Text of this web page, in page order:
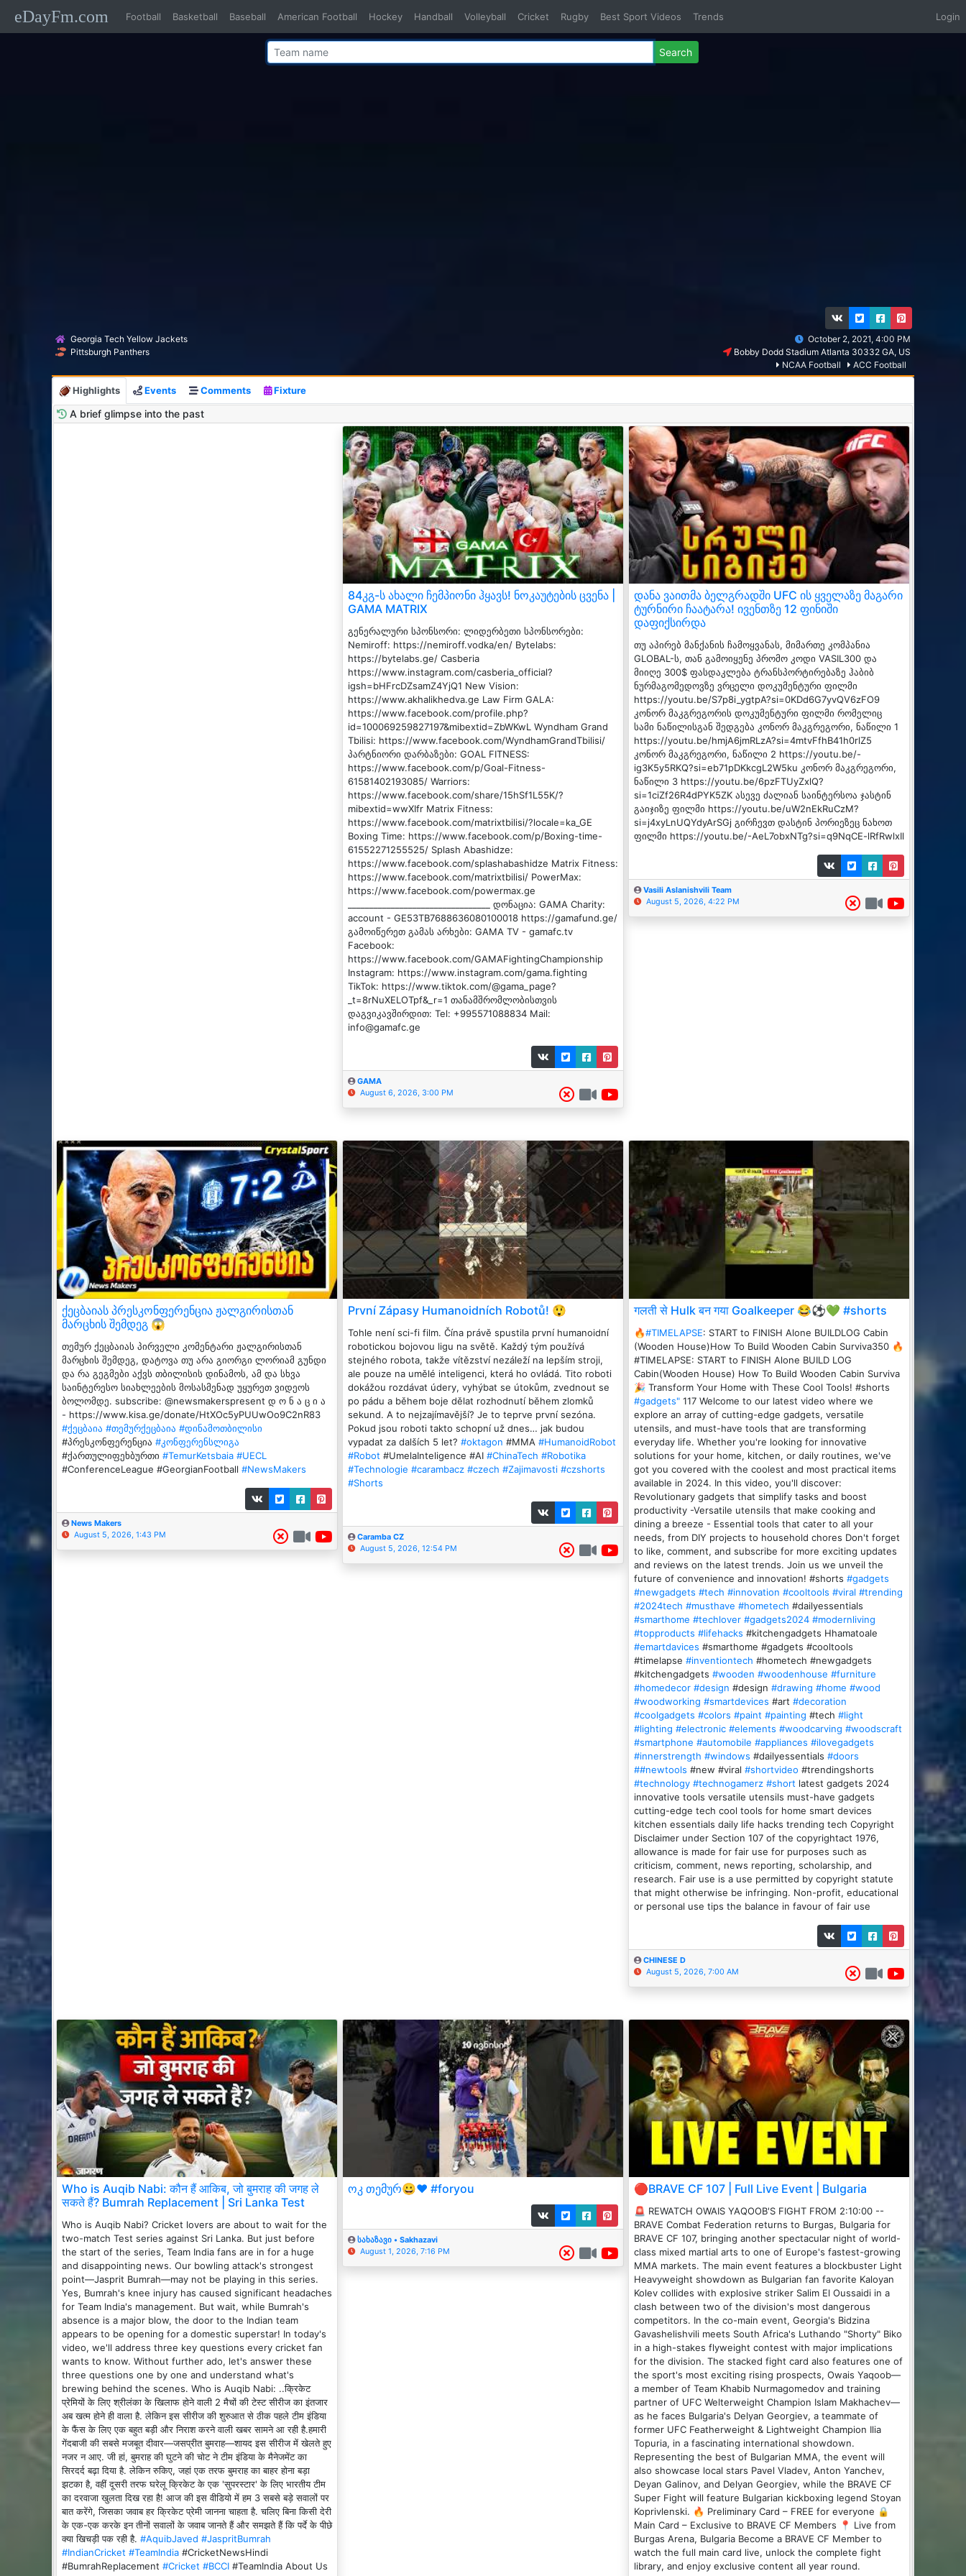
eDayFm.com Football Basketball Baseball American Football Hockey Handball Volleyball Cricket Rugby Best Sport Videos Trends Login
Search
Georgia Tech Yellow Jackets
Pittsburgh Panthers
October 2, 2021, 4:00 PM
Bobby Dodd Stadium Atlanta 30332 GA, US
NCAA Football
ACC Football
Highlights Events Comments Fixture
A brief glimpse into the past
84კგ-ს ახალი ჩემპიონი ჰყავს! ნოკაუტების ცვენა |
GAMA MATRIX
გენერალური სპონსორი: ლიდერბეთი სპონსორები:
Nemiroff: https://nemiroff.vodka/en/ Bytelabs:
https://bytelabs.ge/ Casberia
https://www.instagram.com/casberia_official?
igsh=bHFrcDZsamZ4YjQ1 New Vision:
https://www.akhalikhedva.ge Law Firm GALA:
https://www.facebook.com/profile.php?
id=100069259827197&mibextid=ZbWKwL Wyndham Grand
Tbilisi: https://www.facebook.com/WyndhamGrandTbilisi/
პარტნიორი დარბაზები: GOAL FITNESS:
https://www.facebook.com/p/Goal-Fitness-
61581402193085/ Warriors:
https://www.facebook.com/share/15hSf1L55K/?
mibextid=wwXIfr Matrix Fitness:
https://www.facebook.com/matrixtbilisi/?locale=ka_GE
Boxing Time: https://www.facebook.com/p/Boxing-time-
61552271255525/ Splash Abashidze:
https://www.facebook.com/splashabashidze Matrix Fitness:
https://www.facebook.com/matrixtbilisi/ PowerMax:
https://www.facebook.com/powermax.ge
_________________________________ დონაცია: GAMA Charity:
account - GE53TB7688636080100018 https://gamafund.ge/
გამოიწერეთ გამას არხები: GAMA TV - gamafc.tv
Facebook:
https://www.facebook.com/GAMAFightingChampionship
Instagram: https://www.instagram.com/gama.fighting
TikTok: https://www.tiktok.com/@gama_page?
_t=8rNuXELOTpf&_r=1 თანამშრომლობისთვის
დაგვიკავშირდით: Tel: +995571088834 Mail:
info@gamafc.ge
GAMA
August 6, 2026, 3:00 PM
დანა ვაითმა ბელგრადში UFC ის ყველაზე მაგარი
ტურნირი ჩაატარა! ივენთზე 12 ფინიში
დაფიქსირდა
თუ აპირებ მანქანის ჩამოყვანას, მიმართე კომპანია
GLOBAL-ს, თან გამოიყენე პრომო კოდი VASIL300 და
მიიღე 300$ ფასდაკლება ტრანსპორტირებაზე ჰაბიბ
ნურმაგომედოვზე ვრცელი დოკუმენტური ფილმი
https://youtu.be/S7p8i_ygtpA?si=0KDd6G7yvQV6zFO9
კონორ მაკგრეგორის დოკუმენტური ფილმი რომელიც
სამი ნაწილისგან შედგება კონორ მაკგრეგორი, ნაწილი 1
https://youtu.be/hmjA6jmRLzA?si=4mtvFfhB41h0rlZ5
კონორ მაკგრეგორი, ნაწილი 2 https://youtu.be/-
ig3K5y5RKQ?si=eb71pDKkcgL2W5ku კონორ მაკგრეგორი,
ნაწილი 3 https://youtu.be/6pzFTUyZxlQ?
si=1ciZf26R4dPYK5ZK ასევე ძალიან საინტერსოა ჯასტინ
გაიჯიზე ფილმი https://youtu.be/uW2nEkRuCzM?
si=j4xyLnUQYdyArSGj გირჩევთ დასტინ პორიეზეც ნახოთ
ფილმი https://youtu.be/-AeL7obxNTg?si=q9NqCE-lRfRwlxIl
Vasili Aslanishvili Team
August 5, 2026, 4:22 PM
ქეცბაიას პრესკონფერენცია ჟალგირისთან
მარცხის შემდეგ 😱
თემურ ქეცბაიას პირველი კომენტარი ჟალგირისთან
მარცხის შემდეგ, დატოვა თუ არა გიორგი ლორიამ გუნდი
და რა გეგმები აქვს თბილისის დინამოს, ამ და სხვა
საინტერესო სიახლეების მოსასმენად უყურეთ ვიდეოს
ბოლომდე. subscribe: @newsmakerspresent დ ო ნ ა ც ი ა
- https://www.kisa.ge/donate/HtXOc5yPUUwOo9C2nR83
#ქეცბაია #თემურქეცბაია #დინამოთბილისი
#პრესკონფერენცია #კონფერენსლიგა
#ქართულიფეხბურთი #TemurKetsbaia #UECL
#ConferenceLeague #GeorgianFootball #NewsMakers
News Makers
August 5, 2026, 1:43 PM
První Zápasy Humanoidních Robotů! 😲
Tohle není sci-fi film. Čína právě spustila první humanoidní
robotickou bojovou ligu na světě. Každý tým používá
stejného robota, takže vítězství nezáleží na lepším stroji,
ale pouze na umělé inteligenci, která ho ovládá. Tito roboti
dokážou rozdávat údery, vyhýbat se útokům, zvednout se
po pádu a během boje dělat rozhodnutí během zlomků
sekund. A to nejzajímavější? Je to teprve první sezóna.
Pokud jsou roboti takto schopní už dnes… jak budou
vypadat za dalších 5 let? #oktagon #MMA #HumanoidRobot
#Robot #UmelaInteligence #AI #ChinaTech #Robotika
#Technologie #carambacz #czech #Zajimavosti #czshorts
#Shorts
Caramba CZ
August 5, 2026, 12:54 PM
गलती से Hulk बन गया Goalkeeper 😂⚽💚 #shorts
🔥#TIMELAPSE: START to FINISH Alone BUILDLOG Cabin
(Wooden House)How To Build Wooden Cabin Surviva350 🔥
#TIMELAPSE: START to FINISH Alone BUILD LOG
Cabin(Wooden House) How To Build Wooden Cabin Surviva
🎉 Transform Your Home with These Cool Tools! #shorts
#gadgets" 117 Welcome to our latest video where we
explore an array of cutting-edge gadgets, versatile
utensils, and must-have tools that are transforming
everyday life. Whether you're looking for innovative
solutions for your home, kitchen, or daily routines, we've
got you covered with the coolest and most practical items
available in 2024. In this video, you'll discover:
Revolutionary gadgets that simplify tasks and boost
productivity -Versatile utensils that make cooking and
dining a breeze - Essential tools that cater to all your
needs, from DIY projects to household chores Don't forget
to like, comment, and subscribe for more exciting updates
and reviews on the latest trends. Join us we unveil the
future of convenience and innovation! #shorts #gadgets
#newgadgets #tech #innovation #cooltools #viral #trending
#2024tech #musthave #hometech #dailyessentials
#smarthome #techlover #gadgets2024 #modernliving
#topproducts #lifehacks #kitchengadgets Hhamatoale
#emartdavices #smarthome #gadgets #cooltools
#timelapse #inventiontech #hometech #newgadgets
#kitchengadgets #wooden #woodenhouse #furniture
#homedecor #design #design #drawing #home #wood
#woodworking #smartdevices #art #decoration
#coolgadgets #colors #paint #painting #tech #light
#lighting #electronic #elements #woodcarving #woodscraft
#smartphone #automobile #appliances #ilovegadgets
#innerstrength #windows #dailyessentials #doors
##newtools #new #viral #shortvideo #trendingshorts
#technology #technogamerz #short latest gadgets 2024
innovative tools versatile utensils must-have gadgets
cutting-edge tech cool tools for home smart devices
kitchen essentials daily life hacks trending tech Copyright
Disclaimer under Section 107 of the copyrightact 1976,
allowance is made for fair use for purposes such as
criticism, comment, news reporting, scholarship, and
research. Fair use is a use permitted by copyright statute
that might otherwise be infringing. Non-profit, educational
or personal use tips the balance in favour of fair use
CHINESE D
August 5, 2026, 7:00 AM
Who is Auqib Nabi: कौन हैं आकिब, जो बुमराह की जगह ले
सकते हैं? Bumrah Replacement | Sri Lanka Test
Who is Auqib Nabi? Cricket lovers are about to wait for the
two-match Test series against Sri Lanka. But just before
the start of the series, Team India fans are in for a huge
and disappointing news. Our bowling attack's strongest
point—Jasprit Bumrah—may not be playing in this series.
Yes, Bumrah's knee injury has caused significant headaches
for Team India's management. But wait, while Bumrah's
absence is a major blow, the door to the Indian team
appears to be opening for a domestic superstar! In today's
video, we'll address three key questions every cricket fan
wants to know. Without further ado, let's answer these
three questions one by one and understand what's
brewing behind the scenes. Who is Auqib Nabi: ..क्रिकेट
प्रेमियों के लिए श्रीलंका के खिलाफ होने वाली 2 मैचों की टेस्ट सीरीज का इंतजार
अब खत्म होने ही वाला है. लेकिन इस सीरीज की शुरुआत से ठीक पहले टीम इंडिया
के फैंस के लिए एक बहुत बड़ी और निराश करने वाली खबर सामने आ रही है.हमारी
गेंदबाजी की सबसे मजबूत दीवार—जसप्रीत बुमराह—शायद इस सीरीज में खेलते हुए
नजर न आए. जी हां, बुमराह की घुटने की चोट ने टीम इंडिया के मैनेजमेंट का
सिरदर्द बढ़ा दिया है. लेकिन रुकिए, जहां एक तरफ बुमराह का बाहर होना बड़ा
झटका है, वहीं दूसरी तरफ घरेलू क्रिकेट के एक 'सुपरस्टार' के लिए भारतीय टीम
का दरवाजा खुलता दिख रहा है! आज की इस वीडियो में हम 3 सबसे बड़े सवालों पर
बात करेंगे, जिसका जवाब हर क्रिकेट प्रेमी जानना चाहता है. चलिए बिना किसी देरी
के एक-एक करके इन तीनों सवालों के जवाब जानते हैं और समझते हैं कि पर्दे के पीछे
क्या खिचड़ी पक रही है. #AquibJaved #JaspritBumrah
#IndianCricket #TeamIndia #CricketNewsHindi
#BumrahReplacement #Cricket #BCCI #TeamIndia About Us
ოკ თემურ😀❤️ #foryou
სახაზავი • Sakhazavi
August 1, 2026, 7:16 PM
🔴BRAVE CF 107 | Full Live Event | Bulgaria
🚨 REWATCH OWAIS YAQOOB'S FIGHT FROM 2:10:00 --
BRAVE Combat Federation returns to Burgas, Bulgaria for
BRAVE CF 107, bringing another spectacular night of world-
class mixed martial arts to one of Europe's fastest-growing
MMA markets. The main event features a blockbuster Light
Heavyweight showdown as Bulgarian fan favorite Kaloyan
Kolev collides with explosive striker Salim El Oussaidi in a
clash between two of the division's most dangerous
competitors. In the co-main event, Georgia's Bidzina
Gavashelishvili meets South Africa's Luthando "Shorty" Biko
in a high-stakes flyweight contest with major implications
for the division. The stacked fight card also features one of
the sport's most exciting rising prospects, Owais Yaqoob—
a member of Team Khabib Nurmagomedov and training
partner of UFC Welterweight Champion Islam Makhachev—
as he faces Bulgaria's Delyan Georgiev, a teammate of
former UFC Featherweight & Lightweight Champion Ilia
Topuria, in a fascinating international showdown.
Representing the best of Bulgarian MMA, the event will
also showcase local stars Pavel Vladev, Anton Yanchev,
Deyan Galinov, and Delyan Georgiev, while the BRAVE CF
Super Fight will feature Bulgarian kickboxing legend Stoyan
Koprivlenski. 🔥 Preliminary Card – FREE for everyone 🔒
Main Card – Exclusive to BRAVE CF Members 📍 Live from
Burgas Arena, Bulgaria Become a BRAVE CF Member to
watch the full main card live, unlock the complete fight
library, and enjoy exclusive content all year round.